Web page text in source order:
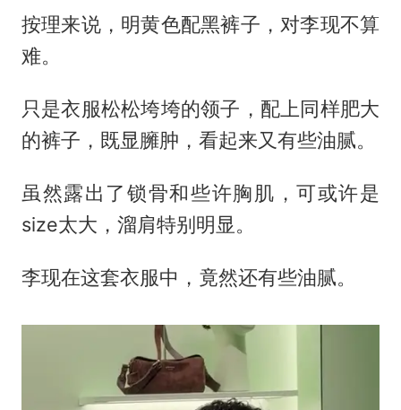
按理来说，明黄色配黑裤子，对李现不算
难。
只是衣服松松垮垮的领子，配上同样肥大
的裤子，既显臃肿，看起来又有些油腻。
虽然露出了锁骨和些许胸肌，可或许是
size太大，溜肩特别明显。
李现在这套衣服中，竟然还有些油腻。